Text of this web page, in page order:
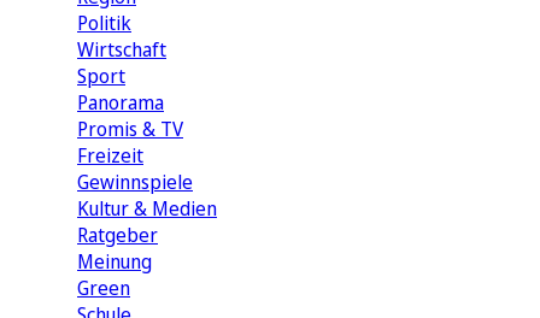
Politik
Wirtschaft
Sport
Panorama
Promis & TV
Freizeit
Gewinnspiele
Kultur & Medien
Ratgeber
Meinung
Green